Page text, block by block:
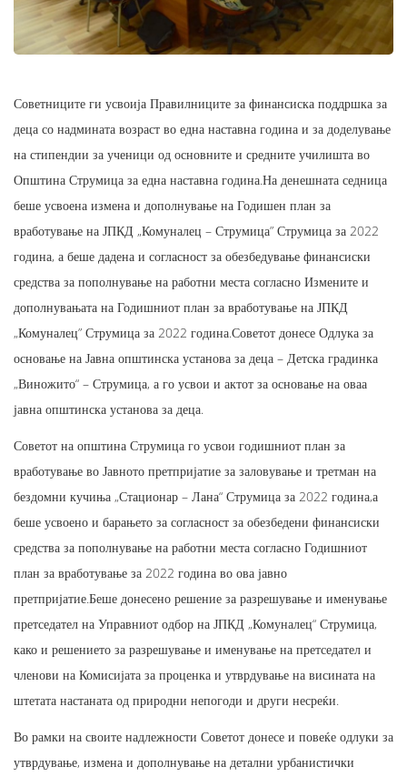
Советниците ги усвоија Правилниците за финансиска поддршка за
деца со надмината возраст во една наставна година и за доделување
на стипендии за ученици од основните и средните училишта во
Општина Струмица за една наставна година.На денешната седница
беше усвоена измена и дополнување на Годишен план за
вработување на ЈПКД „Комуналец – Струмица” Струмица за 2022
година, а беше дадена и согласност за обезбедување финансиски
средства за пополнување на работни места согласно Измените и
дополнувањата на Годишниот план за вработување на ЈПКД
„Комуналец” Струмица за 2022 година.Советот донесе Одлука за
основање на Јавна општинска установа за деца – Детска градинка
„Виножито“ – Струмица, а го усвои и актот за основање на оваа
јавна општинска установа за деца.
Советот на општина Струмица го усвои годишниот план за
вработување во Јавното претпријатие за заловување и третман на
бездомни кучиња „Стационар – Лана“ Струмица за 2022 година,а
беше усвоено и барањето за согласност за обезбедени финансиски
средства за пополнување на работни места согласно Годишниот
план за вработување за 2022 година во ова јавно
претпријатие.Беше донесено решение за разрешување и именување
претседател на Управниот одбор на ЈПКД „Комуналец“ Струмица,
како и решението за разрешување и именување на претседател и
членови на Комисијата за проценка и утврдување на висината на
штетата настаната од природни непогоди и други несреќи.
Во рамки на своите надлежности Советот донесе и повеќе одлуки за
утврдување, измена и дополнување на детални урбанистички